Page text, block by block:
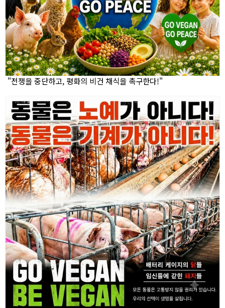
"전쟁을 중단하고, 평화의 비건 채식을 촉구한다!"